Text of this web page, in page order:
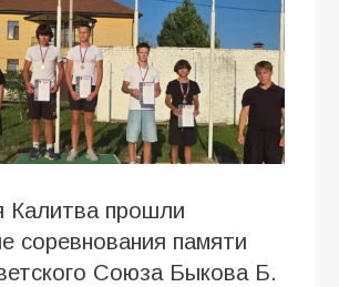
Калитва прошли
соревнования памяти
Союза Быкова Б.